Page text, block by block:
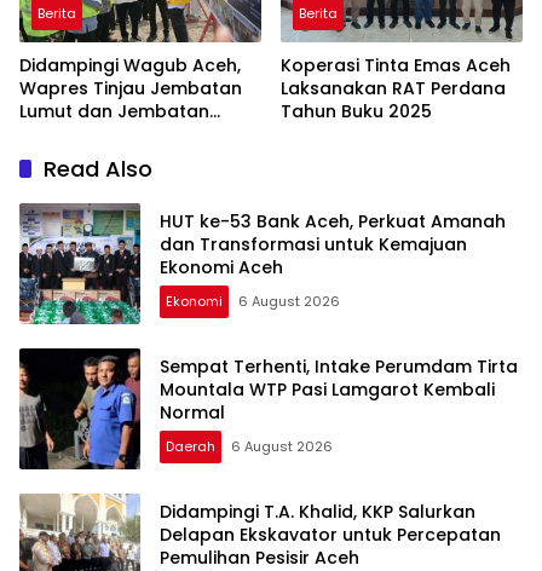
Berita
Didampingi Wagub Aceh,
Wapres Tinjau Jembatan
Lumut dan Jembatan
Berita
Koperasi Tinta Emas Aceh
Laksanakan RAT Perdana
Tahun Buku 2025
Read Also
HUT ke-53 Bank Aceh, Perkuat Amanah
dan Transformasi untuk Kemajuan
Ekonomi Aceh
Ekonomi 6 August 2026
Sempat Terhenti, Intake Perumdam Tirta
Mountala WTP Pasi Lamgarot Kembali
Normal
Daerah 6 August 2026
Didampingi T.A. Khalid, KKP Salurkan
Delapan Ekskavator untuk Percepatan
Pemulihan Pesisir Aceh